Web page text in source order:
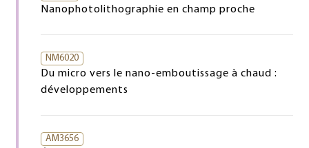
Nanophotolithographie en champ proche
NM6020
Du micro vers le nano-emboutissage à chaud :
développements
AM3656